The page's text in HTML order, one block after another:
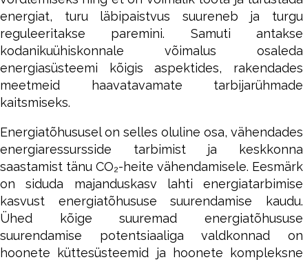
energiat, turu läbipaistvus suureneb ja turgu
reguleeritakse paremini. Samuti antakse
kodanikuühiskonnale võimalus osaleda
energiasüsteemi kõigis aspektides, rakendades
meetmeid haavatavamate tarbijarühmade
kaitsmiseks.
Energiatõhususel on selles oluline osa, vähendades
energiaressursside tarbimist ja keskkonna
saastamist tänu CO₂-heite vähendamisele. Eesmärk
on siduda majanduskasv lahti energiatarbimise
kasvust energiatõhususe suurendamise kaudu.
Ühed kõige suuremad energiatõhususe
suurendamise potentsiaaliga valdkonnad on
hoonete küttesüsteemid ja hoonete kompleksne